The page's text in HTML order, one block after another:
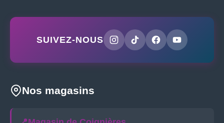
SUIVEZ-NOUS
Nos magasins